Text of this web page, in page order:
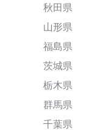
秋田県
山形県
福島県
茨城県
栃木県
群馬県
千葉県